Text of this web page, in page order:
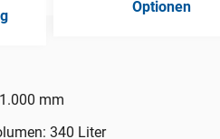
Optionen
mm
340 Liter